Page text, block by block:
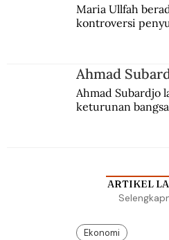
Maria Ullfah
kontroversi
Ahmad
Ahmad Subardjo
keturunan
ARTIKEL
Ekonomi